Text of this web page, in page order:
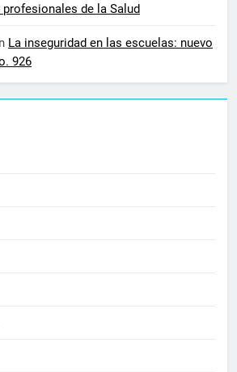
profesionales de la Salud
La inseguridad en las escuelas: nuevo
926